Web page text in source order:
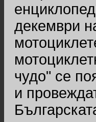
декември
чудо" се
и